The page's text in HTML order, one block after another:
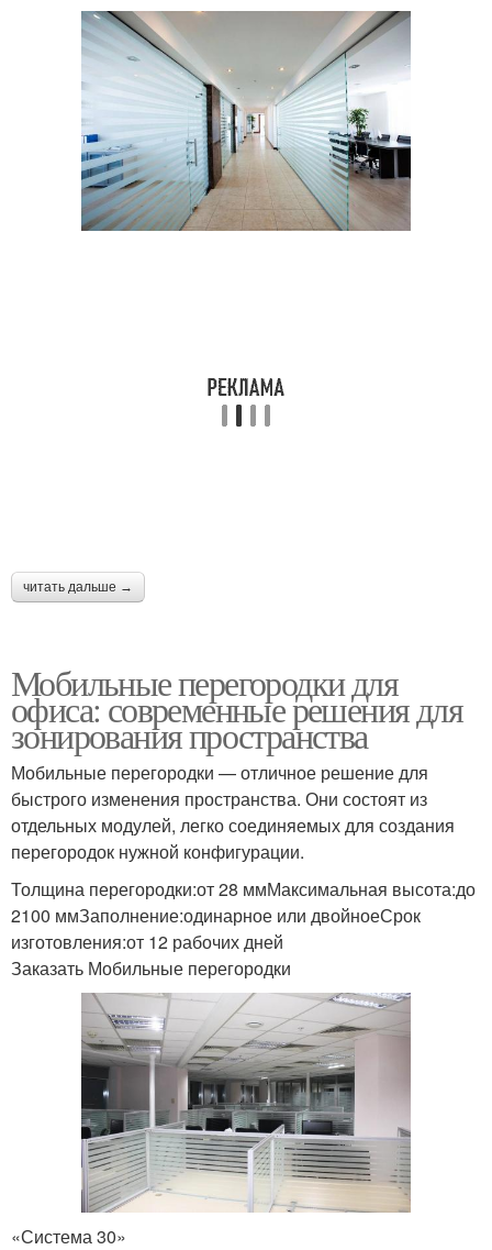
читать дальше →
Мобильные перегородки для
офиса: современные решения для
зонирования пространства
Мобильные перегородки — отличное решение для
быстрого изменения пространства. Они состоят из
отдельных модулей, легко соединяемых для создания
перегородок нужной конфигурации.
Толщина перегородки:от 28 ммМаксимальная высота:до
2100 ммЗаполнение:одинарное или двойноеСрок
изготовления:от 12 рабочих дней
Заказать Мобильные перегородки
«Система 30»